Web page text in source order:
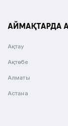
АЙМАҚТАРДА
Ақтау
Ақтөбе
Алматы
Астана